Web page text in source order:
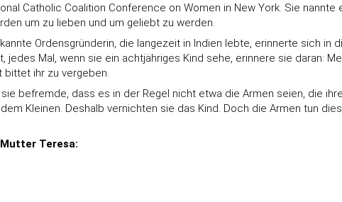
Catholic Coalition Conference on Women in New York. Sie nannte
um zu lieben und um geliebt zu werden.
Ordensgründerin, die langezeit in Indien lebte, erinnerte sich
Mal, wenn sie ein achtjähriges Kind sehe, erinnere sie daran:
ihr zu vergeben.
befremde, dass es in der Regel nicht etwa die Armen seien, die
Kleinen. Deshalb vernichten sie das Kind. Doch die Armen tun
Teresa: